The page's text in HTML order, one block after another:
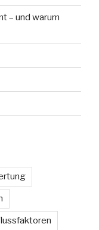
– und warum